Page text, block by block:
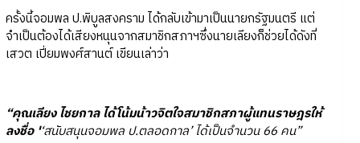
ครั้งนี้จอมพล ป.พิบูลสงคราม ได้กลับเข้ามาเป็นนายกรัฐมนตรี แต่
จำเป็นต้องได้เสียงหนุนจากสมาชิกสภาฯซึ่งนายเลียงก็ช่วยได้ดังที่
เสวต เปี่ยมพงศ์สานต์ เขียนเล่าว่า
“คุณเลียง ไชยกาล ได้โน้มน้าวจิตใจสมาชิกสภาผู้แทนราษฎรให้
ลงชื่อ '‘สนับสนุนจอมพล ป.ตลอดกาล’ ได้เป็นจำนวน 66 คน”